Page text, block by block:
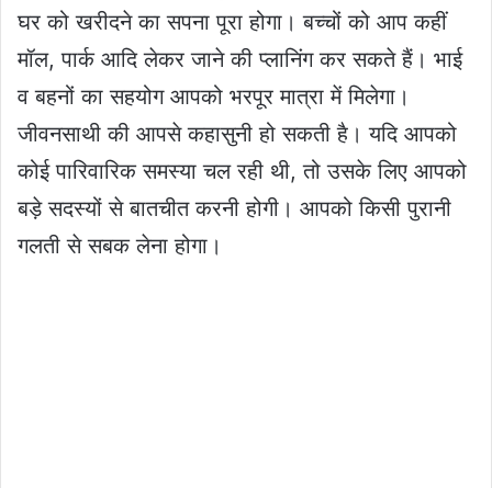
घर को खरीदने का सपना पूरा होगा। बच्चों को आप कहीं
मॉल, पार्क आदि लेकर जाने की प्लानिंग कर सकते हैं। भाई
व बहनों का सहयोग आपको भरपूर मात्रा में मिलेगा।
जीवनसाथी की आपसे कहासुनी हो सकती है। यदि आपको
कोई पारिवारिक समस्या चल रही थी, तो उसके लिए आपको
बड़े सदस्यों से बातचीत करनी होगी। आपको किसी पुरानी
गलती से सबक लेना होगा।